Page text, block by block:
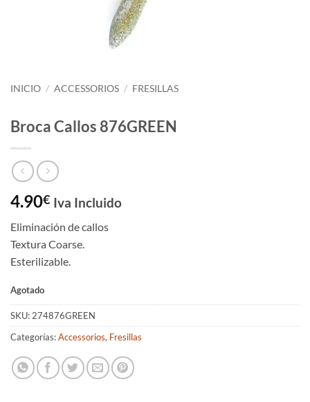
INICIO / ACCESSORIOS / FRESILLAS
Broca Callos 876GREEN
4.90€ Iva Incluido
Eliminación de callos
Textura Coarse.
Esterilizable.
Agotado
SKU: 274876GREEN
Categorías:Accessorios, Fresillas